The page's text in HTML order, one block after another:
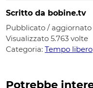
Scritto da bobine.tv
Pubblicato / aggiornato
Visualizzato 5.763 volte
Categoria: Tempo libero
Potrebbe